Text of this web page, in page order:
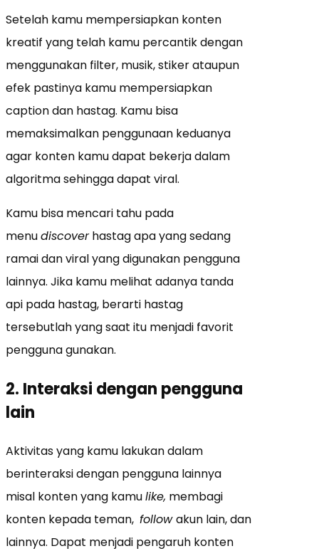
Setelah kamu mempersiapkan konten
kreatif yang telah kamu percantik dengan
menggunakan filter, musik, stiker ataupun
efek pastinya kamu mempersiapkan
caption dan hastag. Kamu bisa
memaksimalkan penggunaan keduanya
agar konten kamu dapat bekerja dalam
algoritma sehingga dapat viral.
Kamu bisa mencari tahu pada
menudiscoverhastag apa yang sedang
ramai dan viral yang digunakan pengguna
lainnya. Jika kamu melihat adanya tanda
api pada hastag, berarti hastag
tersebutlah yang saat itu menjadi favorit
pengguna gunakan.
2. Interaksi dengan pengguna
lain
Aktivitas yang kamu lakukan dalam
berinteraksi dengan pengguna lainnya
misal konten yang kamulike, membagi
konten kepada teman, followakun lain, dan
lainnya. Dapat menjadi pengaruh konten